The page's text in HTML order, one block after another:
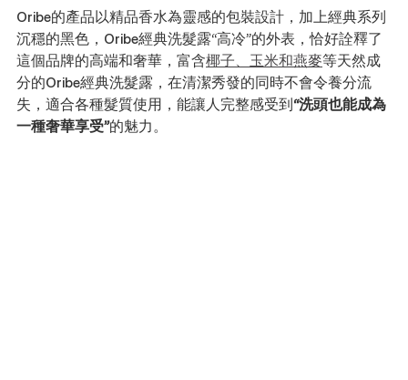
Oribe的產品以精品香水為靈感的包裝設計，加上經典系列
沉穩的黑色，Oribe經典洗髮露“高冷”的外表，恰好詮釋了
這個品牌的高端和奢華，富含椰子、玉米和燕麥等天然成
分的Oribe經典洗髮露，在清潔秀發的同時不會令養分流
失，適合各種髮質使用，能讓人完整感受到“洗頭也能成為
一種奢華享受”的魅力。